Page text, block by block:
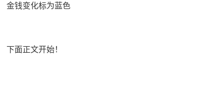
金钱变化标为蓝色
下面正文开始！